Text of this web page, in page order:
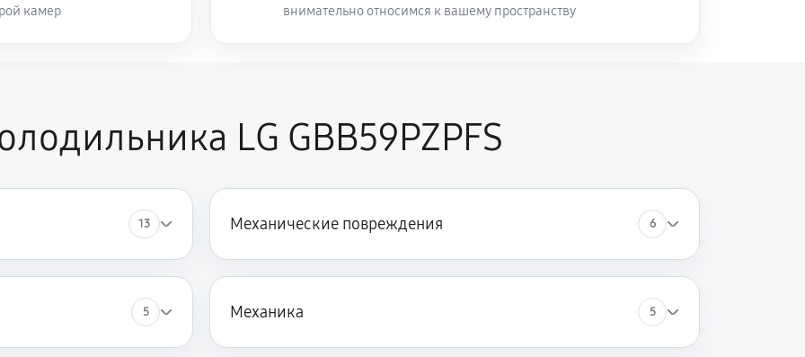
камер
внимательно относимся к вашему пространству
LG GBB59PZPFS
13 Механические повреждения 6
5 Механика 5